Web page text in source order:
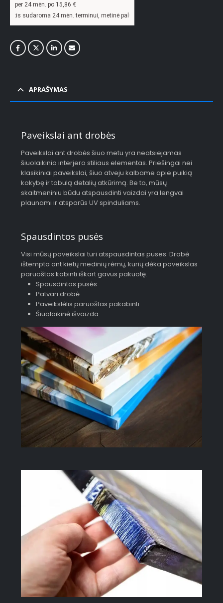
per 24 mėn. po 15,86 €
24 mėn. terminui, metinė palūkanų norma –13,9
APRAŠYMAS
Paveikslai ant drobės
Paveikslai ant drobės šiuo metu yra neatsiejamas
šiuolaikinio interjero stiliaus elementas. Priešingai nei
klasikiniai paveikslai, šiuo atveju kalbame apie puikią
kokybę ir tobulą detalių atkūrimą. Be to, mūsų
skaitmeniniu būdu atspausdinti vaizdai yra lengvai
plaunami ir atsparūs UV spinduliams.
Spausdintos pusės
Visi mūsų paveikslai turi atspausdintas puses. Drobė
ištempta ant kietų medinių rėmų, kurių dėka paveikslas
paruoštas kabinti iškart gavus pakuotę.
Spausdintos pusės
Patvari drobė
Paveikslėlis paruoštas pakabinti
Šiuolaikinė išvaizda